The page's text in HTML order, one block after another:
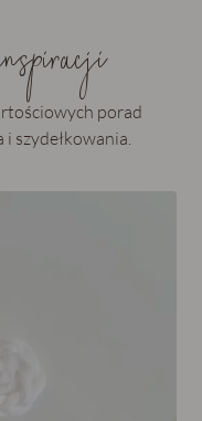
porad
szydełkowania.